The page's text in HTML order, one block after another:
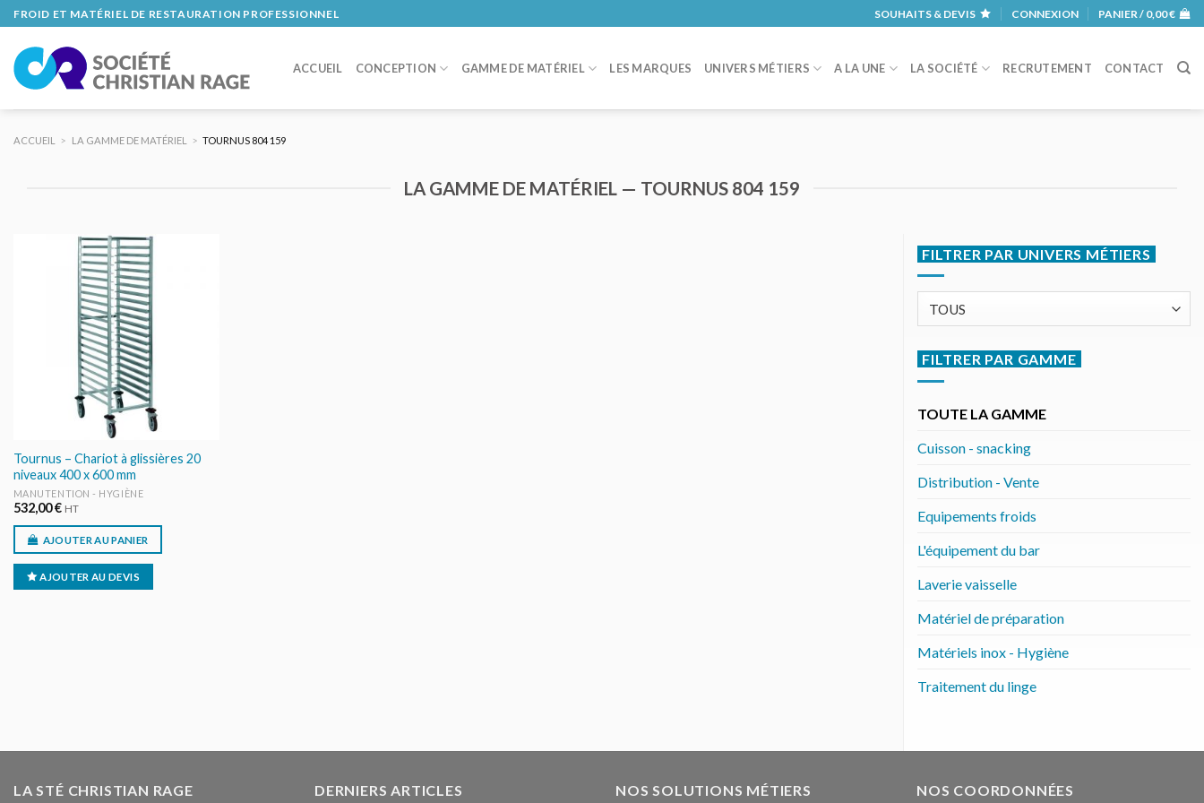
Skip
to
content
FROID ET MATÉRIEL DE RESTAURATION PROFESSIONNEL SOUHAITS & DEVIS CONNEXION PANIER / 0,00€
ACCUEIL CONCEPTION GAMME DE MATÉRIEL LES MARQUES UNIVERS MÉTIERS A LA UNE LA SOCIÉTÉ RECRUTEMENT CONTACT
ACCUEIL > LA GAMME DE MATÉRIEL > TOURNUS 804 159
LA GAMME DE MATÉRIEL — TOURNUS 804 159
AJOUTER
AU DEVIS
Tournus – Chariot à glissières 20
niveaux 400 x 600 mm
MANUTENTION - HYGIÈNE
532,00€ HT
AJOUTER AU PANIER
AJOUTER AU DEVIS
FILTRER PAR UNIVERS MÉTIERS
FILTRER PAR GAMME
TOUTE LA GAMME
Cuisson - snacking
Distribution - Vente
Equipements froids
L'équipement du bar
Laverie vaisselle
Matériel de préparation
Matériels inox - Hygiène
Traitement du linge
LA STÉ CHRISTIAN RAGE DERNIERS ARTICLES NOS SOLUTIONS MÉTIERS NOS COORDONNÉES